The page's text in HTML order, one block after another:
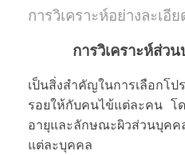
การวิเคราะห์อย่างละเอีย
การวิเคราะห์ส่ว
เป็นสิ่งสำคัญในการเลือกโป
รอยให้กับคนไข้แต่ละคน โด
อายุและลักษณะผิวส่วนบุคค
แต่ละบุคคล